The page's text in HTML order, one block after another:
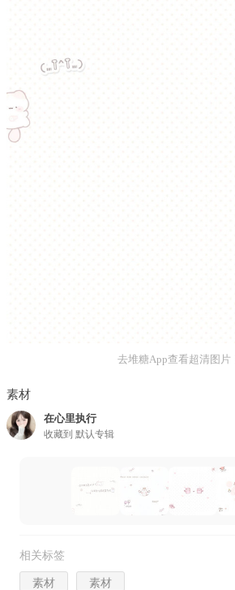
去堆糖App查看超清图片
素材
在心里执行
收藏到 默认专辑
相关标签
素材 素材